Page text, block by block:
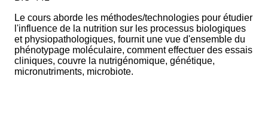
Le cours aborde les méthodes/technologies pour étudier
l'influence de la nutrition sur les processus biologiques
et physiopathologiques, fournit une vue d'ensemble du
phénotypage moléculaire, comment effectuer des essais
cliniques, couvre la nutrigénomique, génétique,
micronutriments, microbiote.